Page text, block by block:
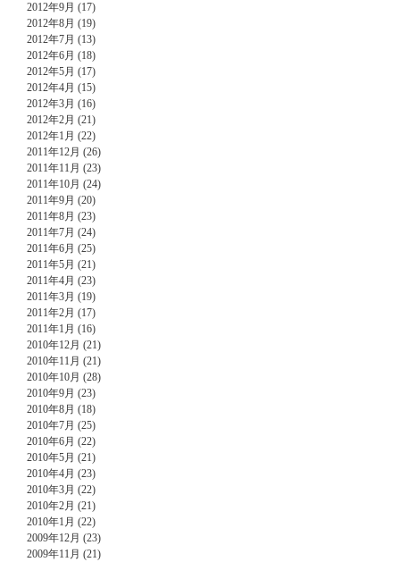
2012年9月 (17)
2012年8月 (19)
2012年7月 (13)
2012年6月 (18)
2012年5月 (17)
2012年4月 (15)
2012年3月 (16)
2012年2月 (21)
2012年1月 (22)
2011年12月 (26)
2011年11月 (23)
2011年10月 (24)
2011年9月 (20)
2011年8月 (23)
2011年7月 (24)
2011年6月 (25)
2011年5月 (21)
2011年4月 (23)
2011年3月 (19)
2011年2月 (17)
2011年1月 (16)
2010年12月 (21)
2010年11月 (21)
2010年10月 (28)
2010年9月 (23)
2010年8月 (18)
2010年7月 (25)
2010年6月 (22)
2010年5月 (21)
2010年4月 (23)
2010年3月 (22)
2010年2月 (21)
2010年1月 (22)
2009年12月 (23)
2009年11月 (21)